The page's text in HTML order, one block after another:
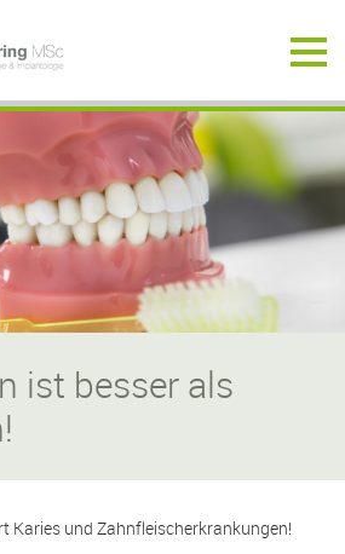
ist besser als
Karies und Zahnfleischerkrankungen!